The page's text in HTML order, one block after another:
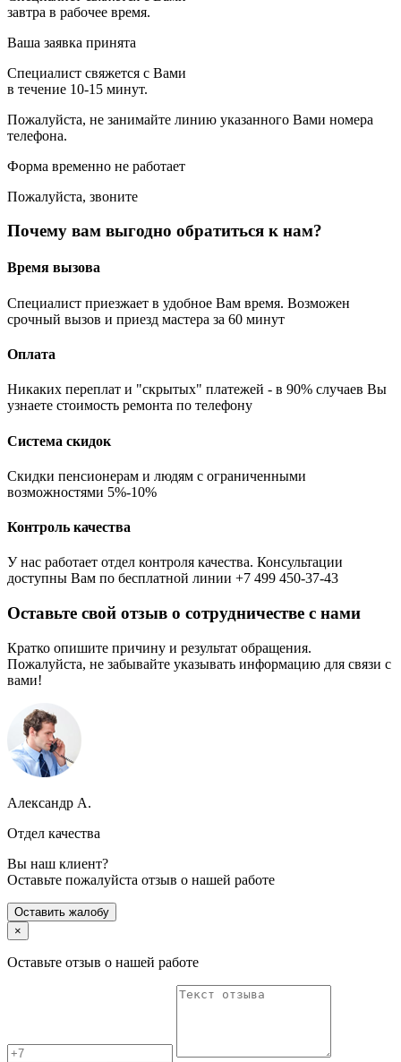
завтра в рабочее время.
Ваша заявка принята
Специалист свяжется с Вами
в течение 10-15 минут.
Пожалуйста, не занимайте линию указанного Вами номера
телефона.
Форма временно не работает
Пожалуйста, звоните
Почему вам выгодно обратиться к нам?
Время вызова
Специалист приезжает в удобное Вам время. Возможен
срочный вызов и приезд мастера за 60 минут
Оплата
Никаких переплат и "скрытых" платежей - в 90% случаев Вы
узнаете стоимость ремонта по телефону
Система скидок
Скидки пенсионерам и людям с ограниченными
возможностями 5%-10%
Контроль качества
У нас работает отдел контроля качества. Консультации
доступны Вам по бесплатной линии +7 499 450-37-43
Оставьте свой отзыв о сотрудничестве с нами
Кратко опишите причину и результат обращения.
Пожалуйста, не забывайте указывать информацию для связи с
вами!
Александр А.
Отдел качества
Вы наш клиент?
Оставьте пожалуйста отзыв о нашей работе
Оставить жалобу
×
Оставьте отзыв о нашей работе